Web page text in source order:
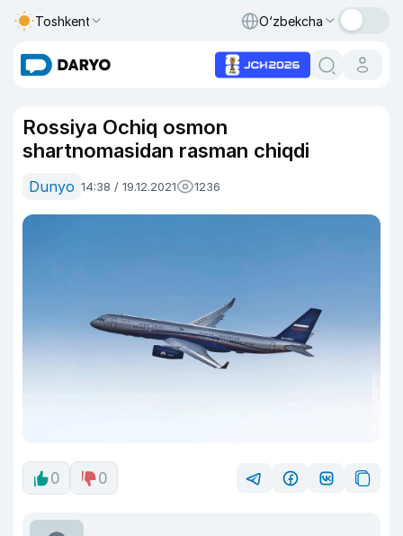
Toshkent O‘zbekcha
Rossiya Ochiq osmon
shartnomasidan rasman chiqdi
Dunyo 14:38 / 19.12.2021 1236
0 0